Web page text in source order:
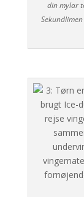
din mylar